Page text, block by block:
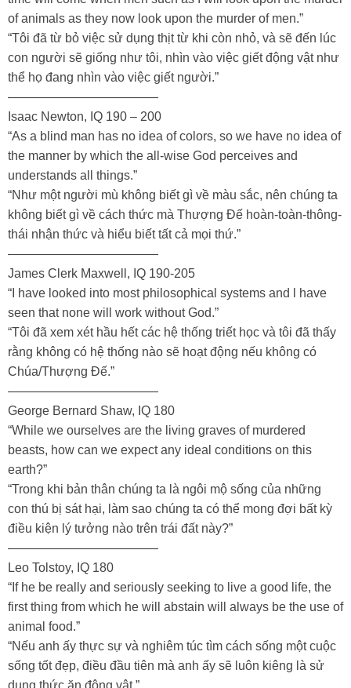
of animals as they now look upon the murder of men.”
“Tôi đã từ bỏ việc sử dụng thịt từ khi còn nhỏ, và sẽ đến lúc
con người sẽ giống như tôi, nhìn vào việc giết động vật như
thể họ đang nhìn vào việc giết người.”
————————————
Isaac Newton, IQ 190 – 200
“As a blind man has no idea of colors, so we have no idea of
the manner by which the all-wise God perceives and
understands all things.”
“Như một người mù không biết gì về màu sắc, nên chúng ta
không biết gì về cách thức mà Thượng Đế hoàn-toàn-thông-
thái nhận thức và hiểu biết tất cả mọi thứ.”
————————————
James Clerk Maxwell, IQ 190-205
“I have looked into most philosophical systems and l have
seen that none will work without God.”
“Tôi đã xem xét hầu hết các hệ thống triết học và tôi đã thấy
rằng không có hệ thống nào sẽ hoạt động nếu không có
Chúa/Thượng Đế.”
————————————
George Bernard Shaw, IQ 180
“While we ourselves are the living graves of murdered
beasts, how can we expect any ideal conditions on this
earth?”
“Trong khi bản thân chúng ta là ngôi mộ sống của những
con thú bị sát hại, làm sao chúng ta có thể mong đợi bất kỳ
điều kiện lý tưởng nào trên trái đất này?”
————————————
Leo Tolstoy, IQ 180
“If he be really and seriously seeking to live a good life, the
first thing from which he will abstain will always be the use of
animal food.”
“Nếu anh ấy thực sự và nghiêm túc tìm cách sống một cuộc
sống tốt đẹp, điều đầu tiên mà anh ấy sẽ luôn kiêng là sử
dụng thức ăn động vật.”